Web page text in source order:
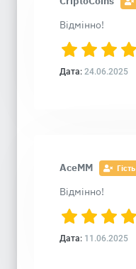
Відмінно!
Дата: 24.06.2025
AceMM Гість
Відмінно!
Дата: 11.06.2025